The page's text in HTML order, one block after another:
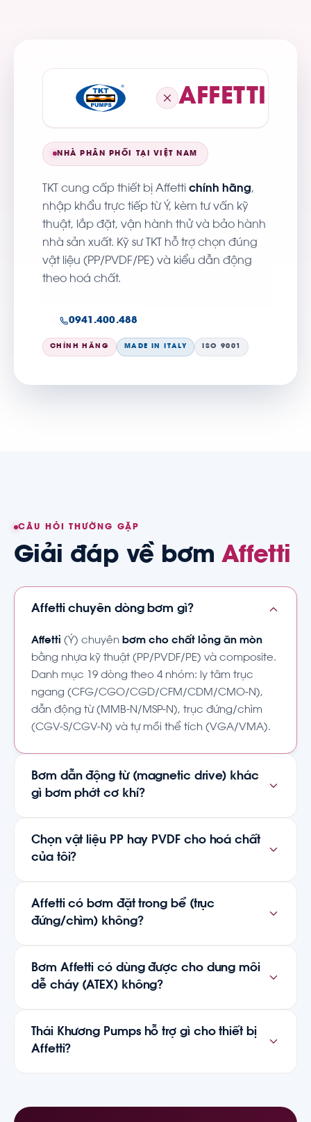
AFFETTI
NHÀ PHÂN PHỐI TẠI VIỆT NAM
TKT cung cấp thiết bị Affetti chính hãng,
nhập khẩu trực tiếp từ Ý, kèm tư vấn kỹ
thuật, lắp đặt, vận hành thử và bảo hành
nhà sản xuất. Kỹ sư TKT hỗ trợ chọn đúng
vật liệu (PP/PVDF/PE) và kiểu dẫn động
theo hoá chất.
0941.400.488
CHÍNH HÃNG MADE IN ITALY ISO 9001
CÂU HỎI THƯỜNG GẶP
Giải đáp về bơmAffetti
Affetti chuyên dòng bơm gì?
Affetti (Ý) chuyên bơm cho chất lỏng ăn mòn
bằng nhựa kỹ thuật (PP/PVDF/PE) và composite.
Danh mục 19 dòng theo 4 nhóm: ly tâm trục
ngang (CFG/CGO/CGD/CFM/CDM/CMO-N),
dẫn động từ (MMB-N/MSP-N), trục đứng/chìm
(CGV-S/CGV-N) và tự mồi thể tích (VGA/VMA).
Bơm dẫn động từ (magnetic drive) khác
gì bơm phớt cơ khí?
Chọn vật liệu PP hay PVDF cho hoá chất
của tôi?
Affetti có bơm đặt trong bể (trục
đứng/chìm) không?
Bơm Affetti có dùng được cho dung môi
dễ cháy (ATEX) không?
Thái Khương Pumps hỗ trợ gì cho thiết bị
Affetti?